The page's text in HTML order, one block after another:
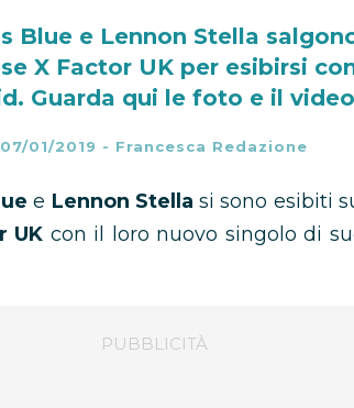
Blue e Lennon Stella
X Factor UK per esibirsi
Guarda qui le foto e il
07/01/2019 - Francesca Redazione
e Lennon Stella si sono esibiti
UK con il loro nuovo singolo di